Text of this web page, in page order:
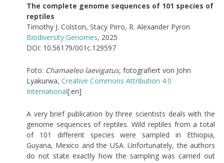
The complete genome sequences of 101 species of
reptiles
Timothy J. Colston, Stacy Pirro, R. Alexander Pyron
Biodiversity Genomes, 2025
DOI: 10.56179/001c.129597
Foto: Chamaeleo laevigatus, fotografiert von John
Lyakurwa, Creative Commons Attribution 4.0
International[:en]
A very brief publication by three scientists deals with the
genome sequences of reptiles. Wild reptiles from a total
of 101 different species were sampled in Ethiopia,
Guyana, Mexico and the USA. Unfortunately, the authors
do not state exactly how the sampling was carried out